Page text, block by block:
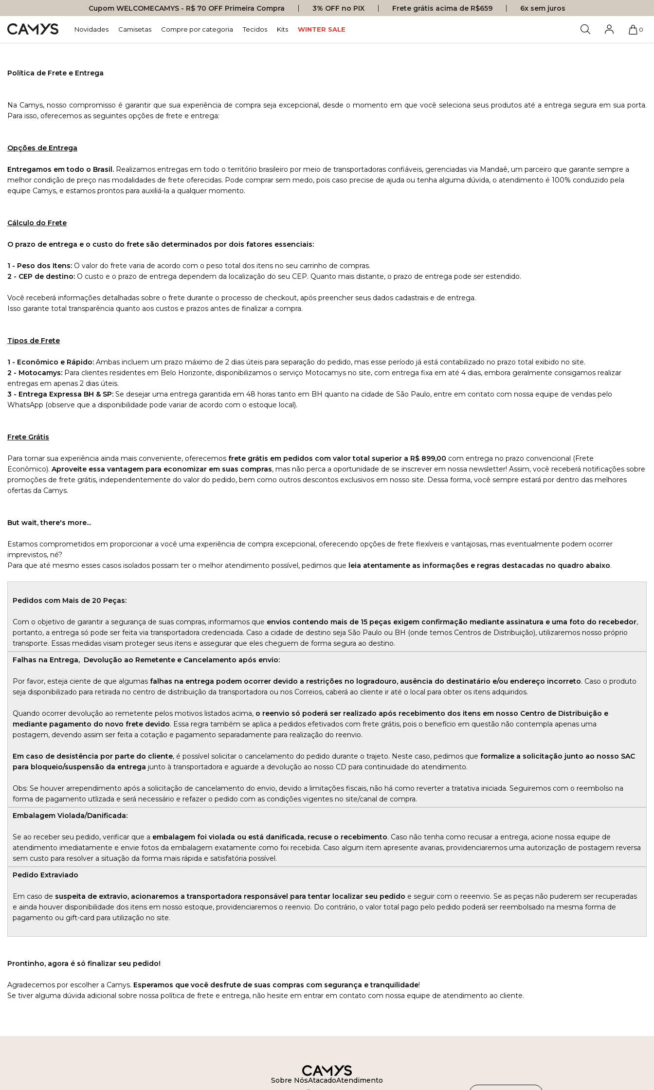
Cupom WELCOMECAMYS - R$ 70 OFF Primeira Compra 3% OFF no PIX Frete grátis acima de R$659 6x sem juros
Novidades Camisetas Compre por categoria Tecidos Kits WINTER SALE 0
Política de Frete e Entrega
Na Camys, nosso compromisso é garantir que sua experiência de compra seja excepcional, desde o momento em que você seleciona seus produtos até a entrega segura em sua porta.
Para isso, oferecemos as seguintes opções de frete e entrega:
Opções de Entrega
Entregamos em todo o Brasil. Realizamos entregas em todo o território brasileiro por meio de transportadoras confiáveis, gerenciadas via Mandaê, um parceiro que garante sempre a
melhor condição de preço nas modalidades de frete oferecidas. Pode comprar sem medo, pois caso precise de ajuda ou tenha alguma dúvida, o atendimento é 100% conduzido pela
equipe Camys, e estamos prontos para auxiliá-la a qualquer momento.
Cálculo do Frete
O prazo de entrega e o custo do frete são determinados por dois fatores essenciais:
1 - Peso dos Itens: O valor do frete varia de acordo com o peso total dos itens no seu carrinho de compras.
2 - CEP de destino: O custo e o prazo de entrega dependem da localização do seu CEP. Quanto mais distante, o prazo de entrega pode ser estendido.
Você receberá informações detalhadas sobre o frete durante o processo de checkout, após preencher seus dados cadastrais e de entrega.
Isso garante total transparência quanto aos custos e prazos antes de finalizar a compra.
Tipos de Frete
1 - Econômico e Rápido: Ambas incluem um prazo máximo de 2 dias úteis para separação do pedido, mas esse período já está contabilizado no prazo total exibido no site.
2 - Motocamys: Para clientes residentes em Belo Horizonte, disponibilizamos o serviço Motocamys no site, com entrega fixa em até 4 dias, embora geralmente consigamos realizar
entregas em apenas 2 dias úteis.
3 - Entrega Expressa BH & SP: Se desejar uma entrega garantida em 48 horas tanto em BH quanto na cidade de São Paulo, entre em contato com nossa equipe de vendas pelo
WhatsApp (observe que a disponibilidade pode variar de acordo com o estoque local).
Frete Grátis
Para tornar sua experiência ainda mais conveniente, oferecemos frete grátis em pedidos com valor total superior a R$ 899,00 com entrega no prazo convencional (Frete
Econômico). Aproveite essa vantagem para economizar em suas compras, mas não perca a oportunidade de se inscrever em nossa newsletter! Assim, você receberá notificações sobre
promoções de frete grátis, independentemente do valor do pedido, bem como outros descontos exclusivos em nosso site. Dessa forma, você sempre estará por dentro das melhores
ofertas da Camys.
But wait, there's more...
Estamos comprometidos em proporcionar a você uma experiência de compra excepcional, oferecendo opções de frete flexíveis e vantajosas, mas eventualmente podem ocorrer
imprevistos, né?
Para que até mesmo esses casos isolados possam ter o melhor atendimento possível, pedimos que leia atentamente as informações e regras destacadas no quadro abaixo.
Pedidos com Mais de 20 Peças:
Com o objetivo de garantir a segurança de suas compras, informamos que envios contendo mais de 15 peças exigem confirmação mediante assinatura e uma foto do recebedor,
portanto, a entrega só pode ser feita via transportadora credenciada. Caso a cidade de destino seja São Paulo ou BH (onde temos Centros de Distribuição), utilizaremos nosso próprio
transporte. Essas medidas visam proteger seus itens e assegurar que eles cheguem de forma segura ao destino.
Falhas na Entrega, Devolução ao Remetente e Cancelamento após envio:
Por favor, esteja ciente de que algumas falhas na entrega podem ocorrer devido a restrições no logradouro, ausência do destinatário e/ou endereço incorreto. Caso o produto
seja disponibilizado para retirada no centro de distribuição da transportadora ou nos Correios, caberá ao cliente ir até o local para obter os itens adquiridos.
Quando ocorrer devolução ao remetente pelos motivos listados acima, o reenvio só poderá ser realizado após recebimento dos itens em nosso Centro de Distribuição e
mediante pagamento do novo frete devido. Essa regra também se aplica a pedidos efetivados com frete grátis, pois o benefício em questão não contempla apenas uma
postagem, devendo assim ser feita a cotação e pagamento separadamente para realização do reenvio.
Em caso de desistência por parte do cliente, é possível solicitar o cancelamento do pedido durante o trajeto. Neste caso, pedimos que formalize a solicitação junto ao nosso SAC
para bloqueio/suspensão da entrega junto à transportadora e aguarde a devolução ao nosso CD para continuidade do atendimento.
Obs: Se houver arrependimento após a solicitação de cancelamento do envio, devido a limitações fiscais, não há como reverter a tratativa iniciada. Seguiremos com o reembolso na
forma de pagamento utlizada e será necessário e refazer o pedido com as condições vigentes no site/canal de compra.
Embalagem Violada/Danificada:
Se ao receber seu pedido, verificar que a embalagem foi violada ou está danificada, recuse o recebimento. Caso não tenha como recusar a entrega, acione nossa equipe de
atendimento imediatamente e envie fotos da embalagem exatamente como foi recebida. Caso algum item apresente avarias, providenciaremos uma autorização de postagem reversa
sem custo para resolver a situação da forma mais rápida e satisfatória possível.
Pedido Extraviado
Em caso de suspeita de extravio, acionaremos a transportadora responsável para tentar localizar seu pedido e seguir com o reeenvio. Se as peças não puderem ser recuperadas
e ainda houver disponibilidade dos itens em nosso estoque, providenciaremos o reenvio. Do contrário, o valor total pago pelo pedido poderá ser reembolsado na mesma forma de
pagamento ou gift-card para utilização no site.
Prontinho, agora é só finalizar seu pedido!
Agradecemos por escolher a Camys. Esperamos que você desfrute de suas compras com segurança e tranquilidade!
Se tiver alguma dúvida adicional sobre nossa política de frete e entrega, não hesite em entrar em contato com nossa equipe de atendimento ao cliente.
Sobre NósAtacadoAtendimento